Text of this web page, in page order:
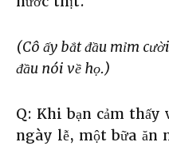
(Cô ấy bắt đầu mỉm
đầu nói về họ.)
Q: Khi bạn cảm
ngày lễ, một bữa ăn